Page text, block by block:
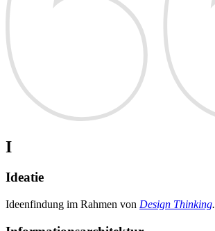
I
Ideatie
Ideenfindung im Rahmen von Design Thinking.